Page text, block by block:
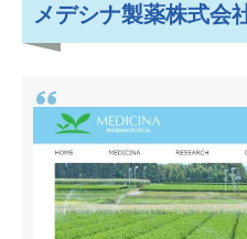
メデシナ製薬株式会